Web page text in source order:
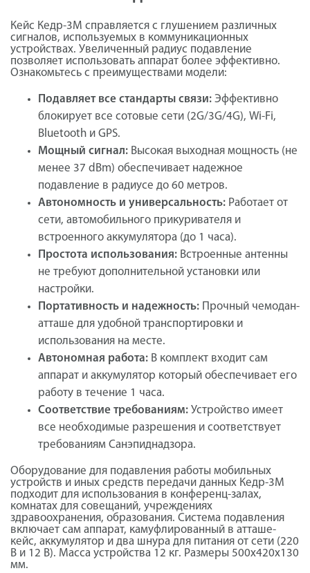
Кейс Кедр-3М справляется с глушением различных
сигналов, используемых в коммуникационных
устройствах. Увеличенный радиус подавление
позволяет использовать аппарат более эффективно.
Ознакомьтесь с преимуществами модели:
Подавляет все стандарты связи: Эффективно
блокирует все сотовые сети (2G/3G/4G), Wi-Fi,
Bluetooth и GPS.
Мощный сигнал: Высокая выходная мощность (не
менее 37 dBm) обеспечивает надежное
подавление в радиусе до 60 метров.
Автономность и универсальность: Работает от
сети, автомобильного прикуривателя и
встроенного аккумулятора (до 1 часа).
Простота использования: Встроенные антенны
не требуют дополнительной установки или
настройки.
Портативность и надежность: Прочный чемодан-
атташе для удобной транспортировки и
использования на месте.
Автономная работа: В комплект входит сам
аппарат и аккумулятор который обеспечивает его
работу в течение 1 часа.
Соответствие требованиям: Устройство имеет
все необходимые разрешения и соответствует
требованиям Санэпиднадзора.
Оборудование для подавления работы мобильных
устройств и иных средств передачи данных Кедр-3М
подходит для использования в конференц-залах,
комнатах для совещаний, учреждениях
здравоохранения, образования. Система подавления
включает сам аппарат, камуфлированный в атташе-
кейс, аккумулятор и два шнура для питания от сети (220
В и 12 В). Масса устройства 12 кг. Размеры 500х420х130
мм.